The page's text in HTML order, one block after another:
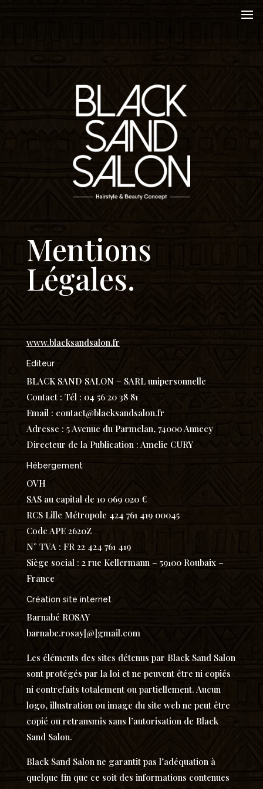
Mentions
Légales.
www.blacksandsalon.fr
Editeur
BLACK SAND SALON – SARL unipersonnelle
Contact : Tél : 04 56 20 38 81
Email : contact@blacksandsalon.fr
Adresse : 5 Avenue du Parmelan, 74000 Annecy
Directeur de la Publication : Amelie CURY
Hébergement
OVH
SAS au capital de 10 069 020 €
RCS Lille Métropole 424 761 419 00045
Code APE 2620Z
N° TVA : FR 22 424 761 419
Siège social : 2 rue Kellermann – 59100 Roubaix –
France
Création site internet
Barnabé ROSAY
barnabe.rosay[@]gmail.com
Les éléments des sites détenus par Black Sand Salon
sont protégés par la loi et ne peuvent être ni copiés
ni contrefaits totalement ou partiellement. Aucun
logo, illustration ou image du site web ne peut être
copié ou retransmis sans l’autorisation de Black
Sand Salon.
Black Sand Salon ne garantit pas l’adéquation à
quelque fin que ce soit des informations contenues